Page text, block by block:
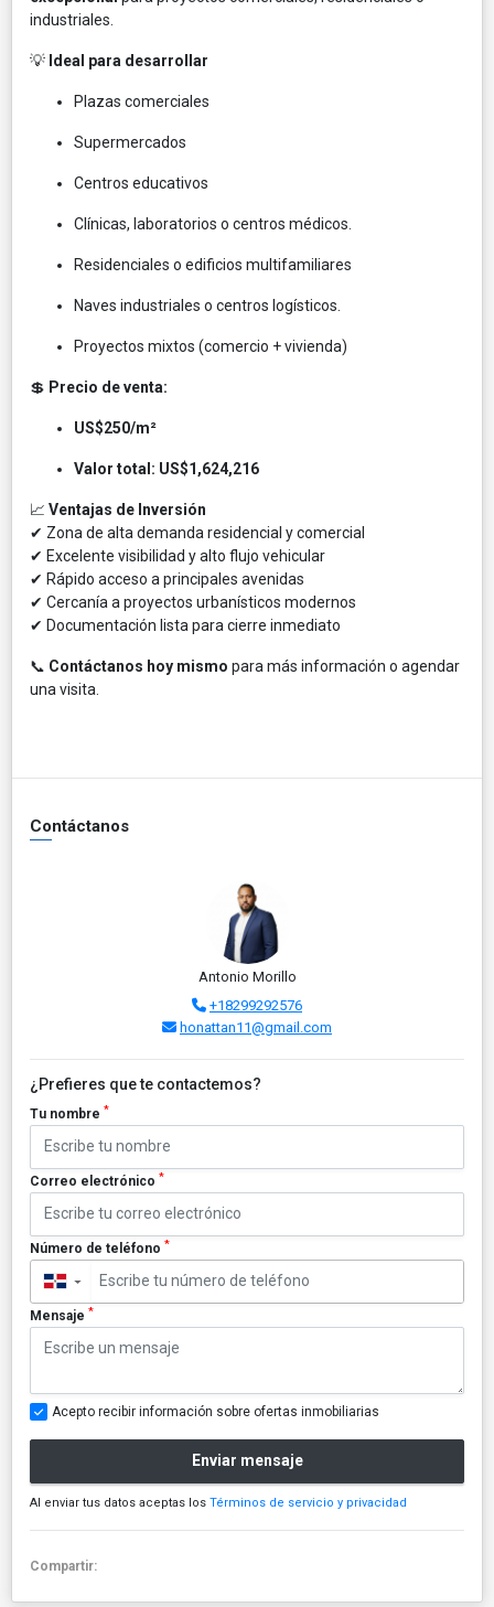
industriales.
💡 Ideal para desarrollar
Plazas comerciales
Supermercados
Centros educativos
Clínicas, laboratorios o centros médicos.
Residenciales o edificios multifamiliares
Naves industriales o centros logísticos.
Proyectos mixtos (comercio + vivienda)
💲 Precio de venta:
US$250/m²
Valor total: US$1,624,216
📈 Ventajas de Inversión
✔ Zona de alta demanda residencial y comercial
✔ Excelente visibilidad y alto flujo vehicular
✔ Rápido acceso a principales avenidas
✔ Cercanía a proyectos urbanísticos modernos
✔ Documentación lista para cierre inmediato
📞 Contáctanos hoy mismo para más información o agendar
una visita.
Contáctanos
Antonio Morillo
+18299292576
honattan11@gmail.com
¿Prefieres que te contactemos?
Tu nombre *
Correo electrónico *
Número de teléfono *
▼
Mensaje *
Acepto recibir información sobre ofertas inmobiliarias
Enviar mensaje
Al enviar tus datos aceptas los Términos de servicio y privacidad
Compartir: